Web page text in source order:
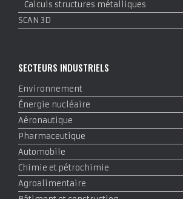
Calculs structures métalliques
SCAN 3D
SECTEURS INDUSTRIELS
Environnement
Énergie nucléaire
Aéronautique
Pharmaceutique
Automobile
Chimie et pétrochimie
Agroalimentaire